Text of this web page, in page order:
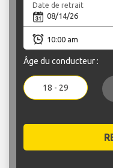
Date de retrait
Âge du conducteur :
18 - 29